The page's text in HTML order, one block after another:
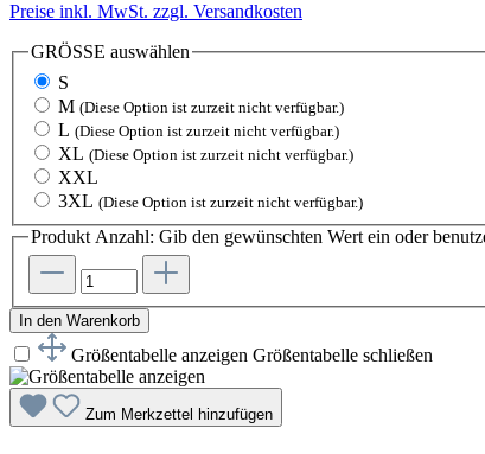
Preise inkl. MwSt. zzgl. Versandkosten
GRÖSSE auswählen
S
M (Diese Option ist zurzeit nicht verfügbar.)
L (Diese Option ist zurzeit nicht verfügbar.)
XL (Diese Option ist zurzeit nicht verfügbar.)
XXL
3XL (Diese Option ist zurzeit nicht verfügbar.)
Produkt Anzahl: Gib den gewünschten Wert ein oder
In den Warenkorb
Größentabelle anzeigen Größentabelle schließen
Zum Merkzettel hinzufügen